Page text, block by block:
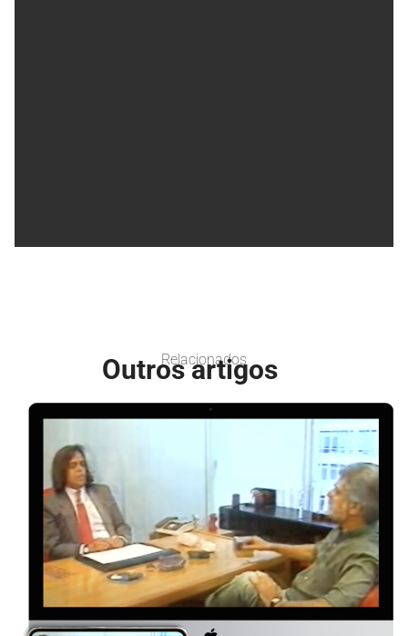
Relacionados
Outros artigos